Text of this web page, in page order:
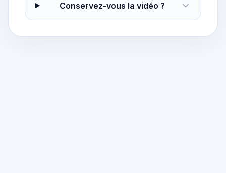
Conservez-vous la vidéo ?